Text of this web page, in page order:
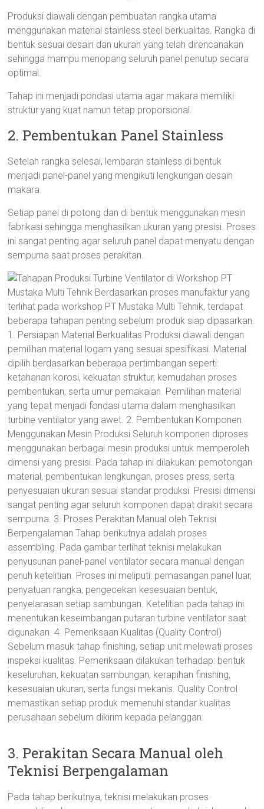
Produksi diawali dengan pembuatan rangka utama
menggunakan material stainless steel berkualitas. Rangka di
bentuk sesuai desain dan ukuran yang telah direncanakan
sehingga mampu menopang seluruh panel penutup secara
optimal.
Tahap ini menjadi pondasi utama agar makara memiliki
struktur yang kuat namun tetap proporsional.
2. Pembentukan Panel Stainless
Setelah rangka selesai, lembaran stainless di bentuk
menjadi panel-panel yang mengikuti lengkungan desain
makara.
Setiap panel di potong dan di bentuk menggunakan mesin
fabrikasi sehingga menghasilkan ukuran yang presisi. Proses
ini sangat penting agar seluruh panel dapat menyatu dengan
sempurna saat proses perakitan.
3. Perakitan Secara Manual oleh
Teknisi Berpengalaman
Pada tahap berikutnya, teknisi melakukan proses